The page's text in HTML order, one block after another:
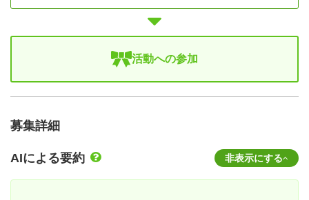
活動への参加
募集詳細
AIによる要約 非表示にする